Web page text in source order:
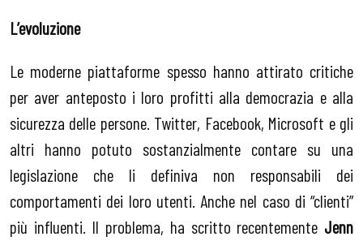
L’evoluzione
Le moderne piattaforme spesso hanno attirato critiche
per aver anteposto i loro profitti alla democrazia e alla
sicurezza delle persone. Twitter, Facebook, Microsoft e gli
altri hanno potuto sostanzialmente contare su una
legislazione che li definiva non responsabili dei
comportamenti dei loro utenti. Anche nel caso di “clienti”
più influenti. Il problema, ha scritto recentemente Jenn